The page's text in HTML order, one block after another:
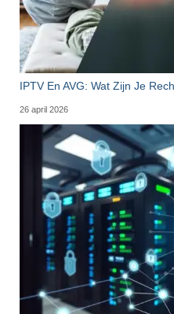
IPTV En AVG: Wat Zijn Je
26 april 2026